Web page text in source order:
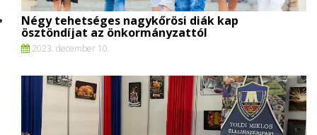
Négy tehetséges nagykőrösi diák kap
ösztöndíjat az önkormányzattól
2023. december 10.